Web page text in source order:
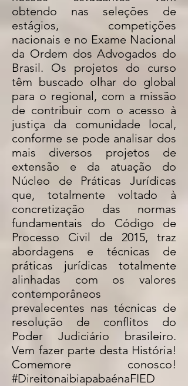
obtendo nas seleções de
estágios, competições
nacionais e no Exame Nacional
da Ordem dos Advogados do
Brasil. Os projetos do curso
têm buscado olhar do global
para o regional, com a missão
de contribuir com o acesso à
justiça da comunidade local,
conforme se pode analisar dos
mais diversos projetos de
extensão e da atuação do
Núcleo de Práticas Jurídicas
que, totalmente voltado à
concretização das normas
fundamentais do Código de
Processo Civil de 2015, traz
abordagens e técnicas de
práticas jurídicas totalmente
alinhadas com os valores
contemporâneos
prevalecentes nas técnicas de
resolução de conflitos do
Poder Judiciário brasileiro.
Vem fazer parte desta História!
Comemore conosco!
#DireitonaibiapabaénaFIED